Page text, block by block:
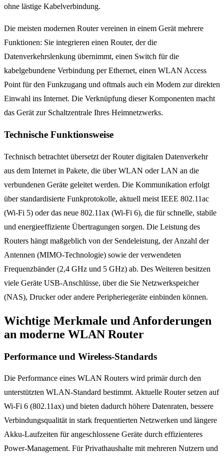
ohne lästige Kabelverbindung.
Die meisten modernen Router vereinen in einem Gerät mehrere
Funktionen: Sie integrieren einen Router, der die
Datenverkehrslenkung übernimmt, einen Switch für die
kabelgebundene Verbindung per Ethernet, einen WLAN Access
Point für den Funkzugang und oftmals auch ein Modem zur direkten
Einwahl ins Internet. Die Verknüpfung dieser Komponenten macht
das Gerät zur Schaltzentrale Ihres Heimnetzwerks.
Technische Funktionsweise
Technisch betrachtet übersetzt der Router digitalen Datenverkehr
aus dem Internet in Pakete, die über WLAN oder LAN an die
verbundenen Geräte geleitet werden. Die Kommunikation erfolgt
über standardisierte Funkprotokolle, aktuell meist IEEE 802.11ac
(Wi-Fi 5) oder das neue 802.11ax (Wi-Fi 6), die für schnelle, stabile
und energieeffiziente Übertragungen sorgen. Die Leistung des
Routers hängt maßgeblich von der Sendeleistung, der Anzahl der
Antennen (MIMO-Technologie) sowie der verwendeten
Frequenzbänder (2,4 GHz und 5 GHz) ab. Des Weiteren besitzen
viele Geräte USB-Anschlüsse, über die Sie Netzwerkspeicher
(NAS), Drucker oder andere Peripheriegeräte einbinden können.
Wichtige Merkmale und Anforderungen
an moderne WLAN Router
Performance und Wireless-Standards
Die Performance eines WLAN Routers wird primär durch den
unterstützten WLAN-Standard bestimmt. Aktuelle Router setzen auf
Wi-Fi 6 (802.11ax) und bieten dadurch höhere Datenraten, bessere
Verbindungsqualität in stark frequentierten Netzwerken und längere
Akku-Laufzeiten für angeschlossene Geräte durch effizienteres
Power-Management. Für Privathaushalte mit mehreren Nutzern und